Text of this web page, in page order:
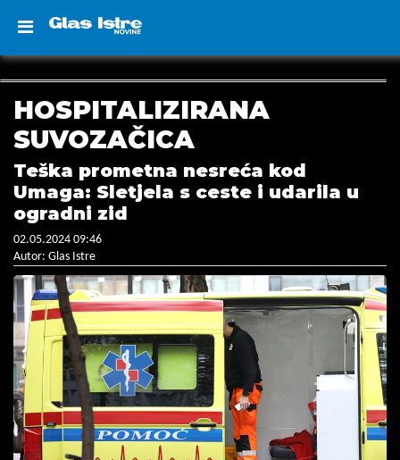
HOSPITALIZIRANA
SUVOZAČICA
Teška prometna nesreća kod
Umaga: Sletjela s ceste i udarila u
ogradni zid
02.05.2024 09:46
Autor: Glas Istre